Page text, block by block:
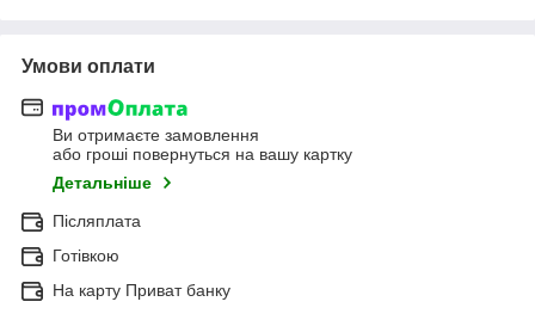
Умови оплати
Ви отримаєте замовлення
або гроші повернуться на вашу картку
Детальніше
Післяплата
Готівкою
На карту Приват банку